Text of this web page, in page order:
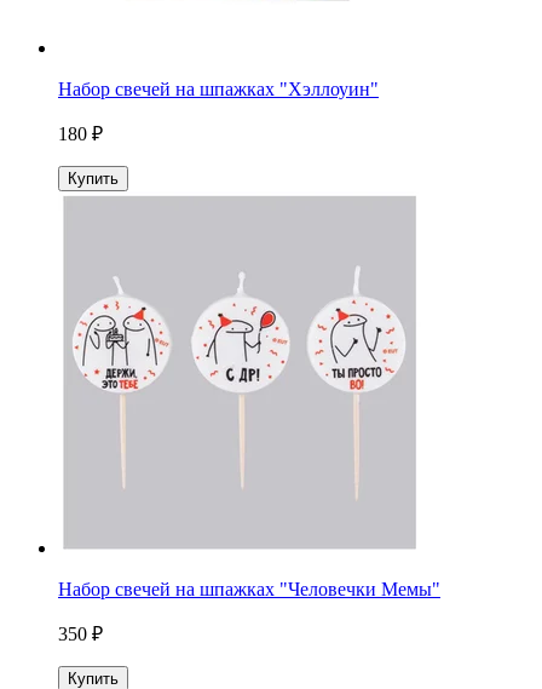
Набор свечей на шпажках "Хэллоуин"
180 ₽
Купить
Набор свечей на шпажках "Человечки Мемы"
350 ₽
Купить